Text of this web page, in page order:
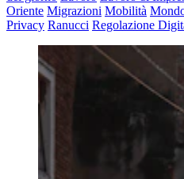
Oriente Migrazioni Mobilità
Privacy Ranucci Regolazione